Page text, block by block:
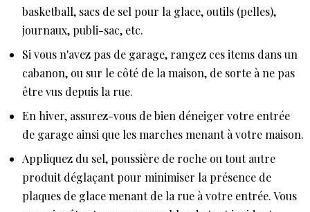
basketball, sacs de sel pour la glace, outils (pelles),
journaux, publi-sac, etc.
Si vous n'avez pas de garage, rangez ces items dans un
cabanon, ou sur le côté de la maison, de sorte à ne pas
être vus depuis la rue.
En hiver, assurez-vous de bien déneiger votre entrée
de garage ainsi que les marches menant à votre maison.
Appliquez du sel, poussière de roche ou tout autre
produit déglaçant pour minimiser la présence de
plaques de glace menant de la rue à votre entrée. Vous